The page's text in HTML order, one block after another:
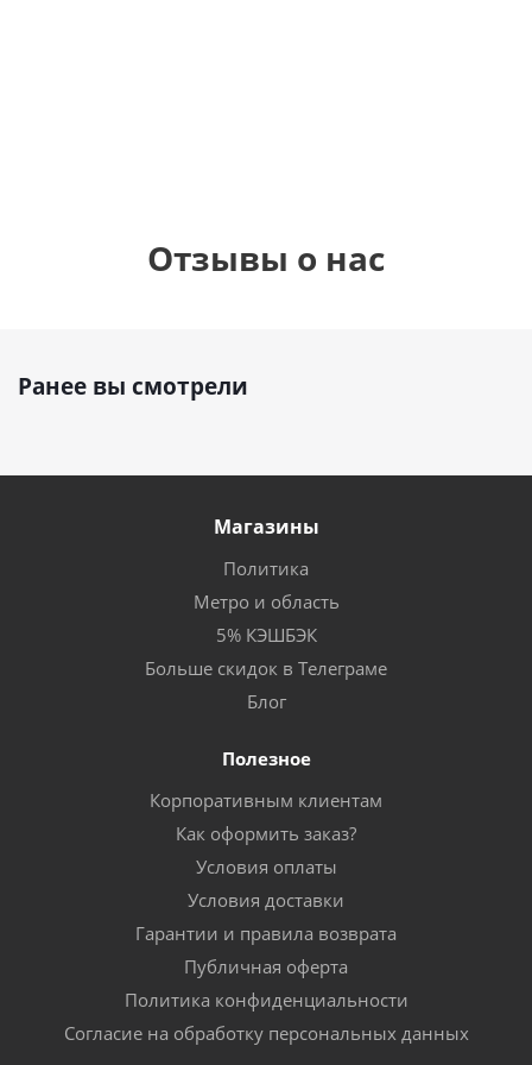
Отзывы о нас
Ранее вы смотрели
Магазины
Политика
Метро и область
5% КЭШБЭК
Больше скидок в Телеграме
Блог
Полезное
Корпоративным клиентам
Как оформить заказ?
Условия оплаты
Условия доставки
Гарантии и правила возврата
Публичная оферта
Политика конфиденциальности
Согласие на обработку персональных данных